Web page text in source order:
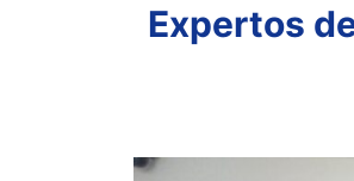
Expertos